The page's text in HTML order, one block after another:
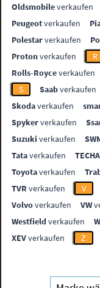
Oldsmobileverkaufen
Peugeotverkaufen
Polestarverkaufen
Protonverkaufen R
Rolls-Royceverkaufen
S
Saabverkaufen
Skodaverkaufen
Spykerverkaufen
Suzuki verkaufen
Tataverkaufen
Toyotaverkaufen
TVR verkaufen V
Volvoverkaufen VW
Westfieldverkaufen
XEVverkaufen Z